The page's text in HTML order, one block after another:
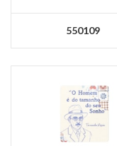
550109